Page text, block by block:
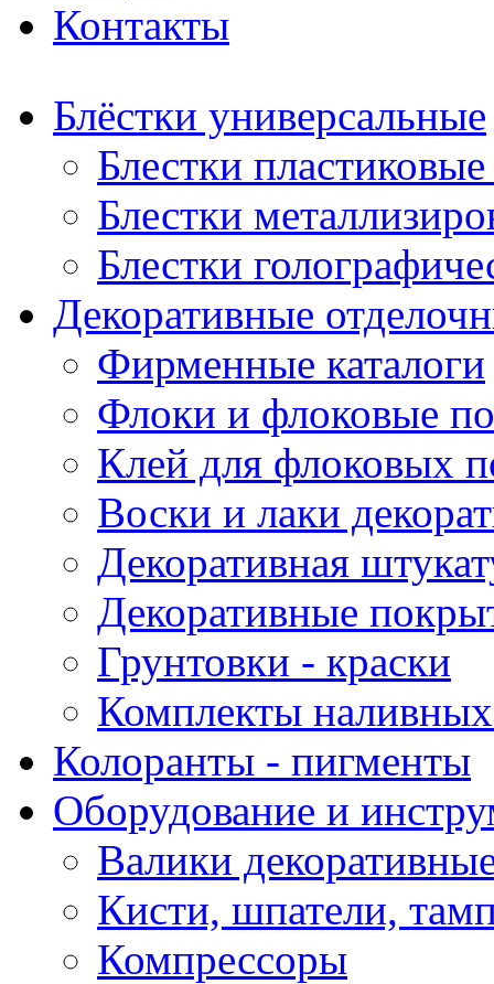
Контакты
Блёстки универсальные
Блестки
Блестки
Блестки
Декоративные
Фирменные каталоги
Флоки и флоковые
Клей для флоковых
Воски и лаки
Декоративная
Декоративные
Грунтовки - краски
Комплекты
Колоранты - пигменты
Оборудование и
Валики
Кисти, шпатели,
Компрессоры